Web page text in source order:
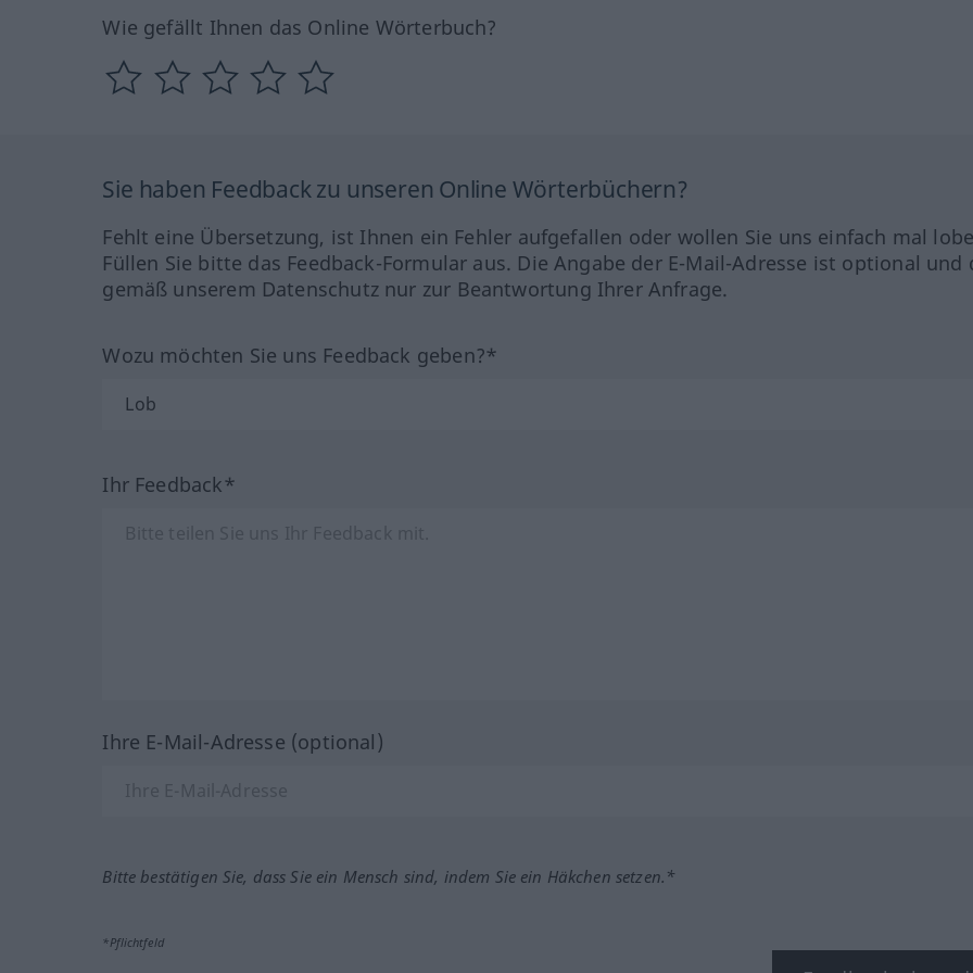
Wie gefällt Ihnen das Online Wörterbuch?
Sie haben Feedback zu unseren Online Wörterbüchern?
Fehlt eine Übersetzung, ist Ihnen ein Fehler aufgefallen oder wollen Sie uns einfach mal
Füllen Sie bitte das Feedback-Formular aus. Die Angabe der E-Mail-Adresse ist optional und
gemäß unserem Datenschutz nur zur Beantwortung Ihrer Anfrage.
Wozu möchten Sie uns Feedback geben?*
Ihr Feedback*
Ihre E-Mail-Adresse (optional)
Bitte bestätigen Sie, dass Sie ein Mensch sind, indem Sie ein Häkchen setzen.*
*Pflichtfeld